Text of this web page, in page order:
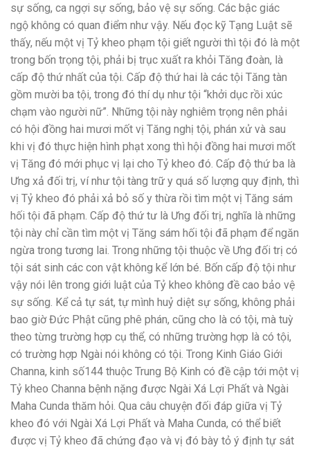
sự sống, ca ngợi sự sống, bảo vệ sự sống. Các bậc giác
ngộ không có quan điểm như vậy. Nếu đọc kỹ Tạng Luật sẽ
thấy, nếu một vị Tỷ kheo phạm tội giết người thì tội đó là một
trong bốn trọng tội, phải bị trục xuất ra khỏi Tăng đoàn, là
cấp độ thứ nhất của tội. Cấp độ thứ hai là các tội Tăng tàn
gồm mười ba tội, trong đó thí dụ như tội “khởi dục rồi xúc
chạm vào người nữ”. Những tội này nghiêm trọng nên phải
có hội đồng hai mươi mốt vị Tăng nghị tội, phán xử và sau
khi vị đó thực hiện hình phạt xong thì hội đồng hai mươi mốt
vị Tăng đó mới phục vị lại cho Tỷ kheo đó. Cấp độ thứ ba là
Ưng xả đối trị, ví như tội tàng trữ y quá số lượng quy định, thì
vị Tỷ kheo đó phải xả bỏ số y thừa rồi tìm một vị Tăng sám
hối tội đã phạm. Cấp độ thứ tư là Ưng đối trị, nghĩa là những
tội này chỉ cần tìm một vị Tăng sám hối tội đã phạm để ngăn
ngừa trong tương lai. Trong những tội thuộc về Ưng đối trị có
tội sát sinh các con vật không kể lớn bé. Bốn cấp độ tội như
vậy nói lên trong giới luật của Tỷ kheo không đề cao bảo vệ
sự sống. Kể cả tự sát, tự mình huỷ diệt sự sống, không phải
bao giờ Đức Phật cũng phê phán, cũng cho là có tội, mà tuỳ
theo từng trường hợp cụ thể, có những trường hợp là có tội,
có trường hợp Ngài nói không có tội. Trong Kinh Giáo Giới
Channa, kinh số144 thuộc Trung Bộ Kinh có đề cập tới một vị
Tỷ kheo Channa bệnh nặng được Ngài Xá Lợi Phất và Ngài
Maha Cunda thăm hỏi. Qua câu chuyện đối đáp giữa vị Tỷ
kheo đó với Ngài Xá Lợi Phất và Maha Cunda, có thể biết
được vị Tỷ kheo đã chứng đạo và vị đó bày tỏ ý định tự sát